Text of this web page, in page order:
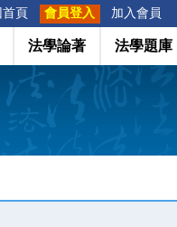
首頁 會員登入 加入會員
法學論著 法學題庫